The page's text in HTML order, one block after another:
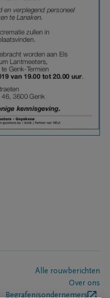
Alle rouwberichten
Over ons
Begrafenisondernemers